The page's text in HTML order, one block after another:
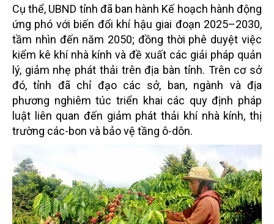
Cụ thể, UBND tỉnh đã ban hành Kế hoạch hành động
ứng phó với biến đổi khí hậu giai đoạn 2025–2030,
tầm nhìn đến năm 2050; đồng thời phê duyệt việc
kiểm kê khí nhà kính và đề xuất các giải pháp quản
lý, giảm nhẹ phát thải trên địa bàn tỉnh. Trên cơ sở
đó, tỉnh đã chỉ đạo các sở, ban, ngành và địa
phương nghiêm túc triển khai các quy định pháp
luật liên quan đến giảm phát thải khí nhà kính, thị
trường các-bon và bảo vệ tầng ô-dôn.